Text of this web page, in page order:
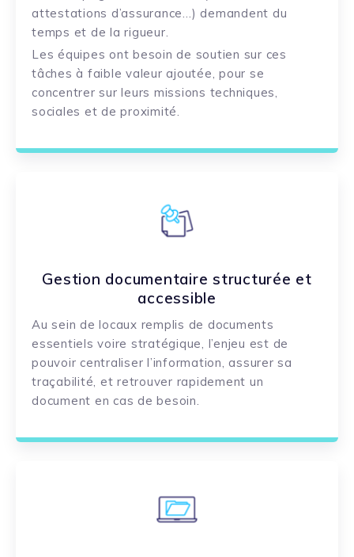
attestations d’assurance…) demandent du
temps et de la rigueur.
Les équipes ont besoin de soutien sur ces
tâches à faible valeur ajoutée, pour se
concentrer sur leurs missions techniques,
sociales et de proximité.
Gestion documentaire structurée et
accessible
Au sein de locaux remplis de documents
essentiels voire stratégique, l’enjeu est de
pouvoir centraliser l’information, assurer sa
traçabilité, et retrouver rapidement un
document en cas de besoin.